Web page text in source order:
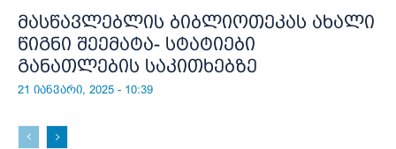
მასწავლებლის ბიბლიოთეკას ახალი
წიგნი შეემატა- სტატიები
განათლების საკითხებზე
21 იანვარი, 2025 - 10:39